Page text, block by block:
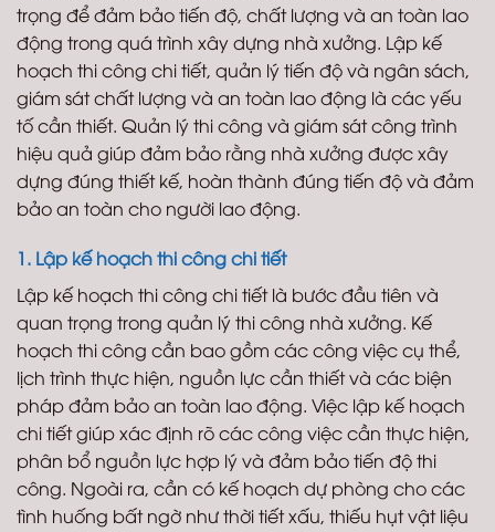
trọng để đảm bảo tiến độ, chất lượng và an toàn lao
động trong quá trình xây dựng nhà xưởng. Lập kế
hoạch thi công chi tiết, quản lý tiến độ và ngân sách,
giám sát chất lượng và an toàn lao động là các yếu
tố cần thiết. Quản lý thi công và giám sát công trình
hiệu quả giúp đảm bảo rằng nhà xưởng được xây
dựng đúng thiết kế, hoàn thành đúng tiến độ và đảm
bảo an toàn cho người lao động.
1. Lập kế hoạch thi công chi tiết
Lập kế hoạch thi công chi tiết là bước đầu tiên và
quan trọng trong quản lý thi công nhà xưởng. Kế
hoạch thi công cần bao gồm các công việc cụ thể,
lịch trình thực hiện, nguồn lực cần thiết và các biện
pháp đảm bảo an toàn lao động. Việc lập kế hoạch
chi tiết giúp xác định rõ các công việc cần thực hiện,
phân bổ nguồn lực hợp lý và đảm bảo tiến độ thi
công. Ngoài ra, cần có kế hoạch dự phòng cho các
tình huống bất ngờ như thời tiết xấu, thiếu hụt vật liệu